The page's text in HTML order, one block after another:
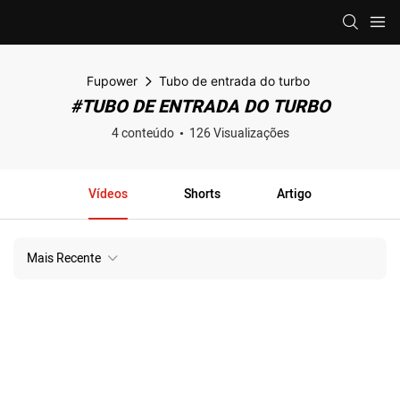
Fupower Tubo de entrada do turbo
#TUBO DE ENTRADA DO TURBO
4 conteúdo 126 Visualizações
Vídeos Shorts Artigo
Mais Recente